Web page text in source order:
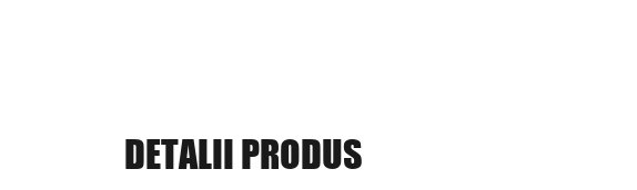
DETALII PRODUS